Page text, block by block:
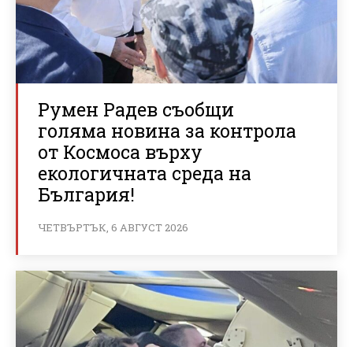
Румен Радев съобщи
голяма новина за контрола
от Космоса върху
екологичната среда на
България!
ЧЕТВЪРТЪК, 6 АВГУСТ 2026